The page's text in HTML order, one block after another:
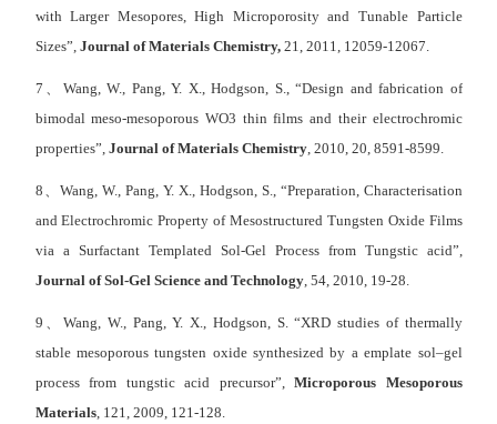
with Larger Mesopores, High Microporosity and Tunable Particle
Sizes”, Journal of Materials Chemistry,21, 2011, 12059-12067.
7、Wang, W., Pang, Y. X., Hodgson, S., “Design and fabrication of
bimodal meso-mesoporous WO3 thin films and their electrochromic
properties”, Journal of Materials Chemistry, 2010, 20, 8591-8599.
8、Wang, W., Pang, Y. X., Hodgson, S., “Preparation, Characterisation
and Electrochromic Property of Mesostructured Tungsten Oxide Films
via a Surfactant Templated Sol-Gel Process from Tungstic acid”,
Journal of Sol-Gel Science and Technology, 54, 2010, 19-28.
9、Wang, W., Pang, Y. X., Hodgson, S. “XRD studies of thermally
stable mesoporous tungsten oxide synthesized by a emplate sol–gel
process from tungstic acid precursor”, Microporous Mesoporous
Materials, 121, 2009, 121-128.